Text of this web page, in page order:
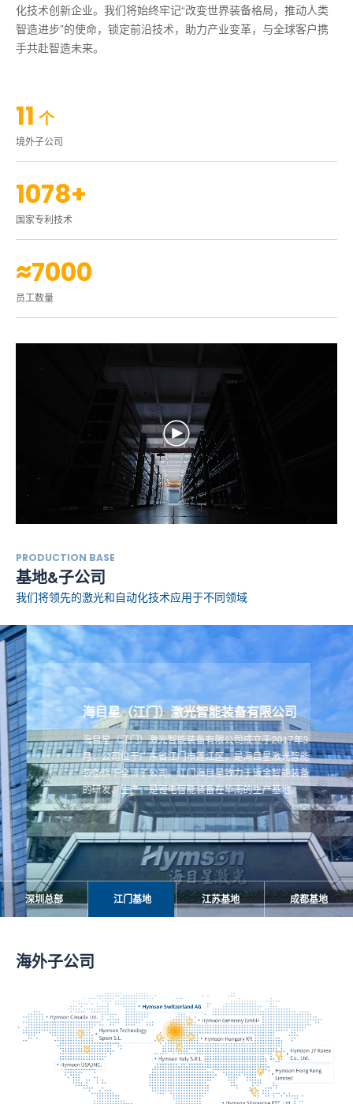
化技术创新企业。我们将始终牢记“改变世界装备格局，推动人类
智造进步”的使命，锁定前沿技术，助力产业变革，与全球客户携
手共赴智造未来。
11 个
境外子公司
1078+
国家专利技术
≈7000
员工数量
PRODUCTION BASE
基地&子公司
我们将领先的激光和自动化技术应用于不同领域
地
本，
专
的
海目星（江门）激光智能装备有限公司
海目星（江门）激光智能装备有限公司成立于2017年3
月，公司位于广东省江门市蓬江区，是海目星激光智能
装备旗下全资子公司。江门海目星致力于钣金智能装备
的研发、生产，是锂电智能装备在华南的生产基地。
海
海目
月，
电、
深圳总部 江门基地 江苏基地 成都基地
海外子公司